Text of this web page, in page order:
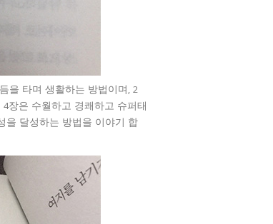
을 타며 생활하는 방법이며, 2
장은 수월하고 경쾌하고 슈퍼태
을 달성하는 방법을 이야기 합